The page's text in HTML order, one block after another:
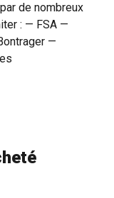
de nombreux
: — FSA —
—